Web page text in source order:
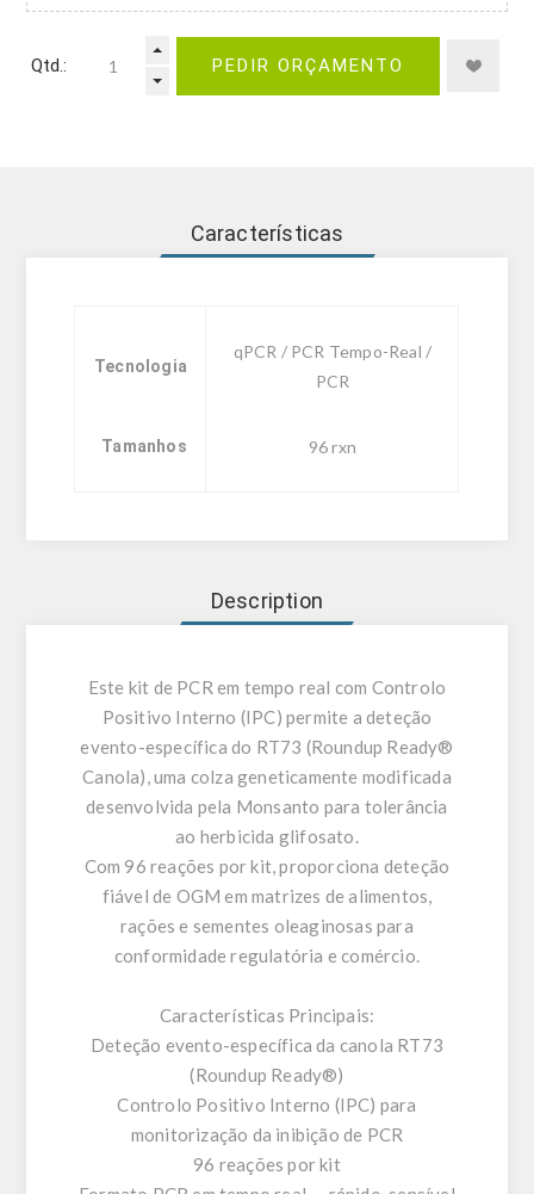
Qtd.: PEDIR ORÇAMENTO
Características
Tecnologia
qPCR / PCR Tempo-Real /
PCR
Tamanhos 96 rxn
Description
Este kit de PCR em tempo real com Controlo
Positivo Interno (IPC) permite a deteção
evento-específica do RT73 (Roundup Ready®
Canola), uma colza geneticamente modificada
desenvolvida pela Monsanto para tolerância
ao herbicida glifosato.
Com 96 reações por kit, proporciona deteção
fiável de OGM em matrizes de alimentos,
rações e sementes oleaginosas para
conformidade regulatória e comércio.
Características Principais:
Deteção evento-específica da canola RT73
(Roundup Ready®)
Controlo Positivo Interno (IPC) para
monitorização da inibição de PCR
96 reações por kit